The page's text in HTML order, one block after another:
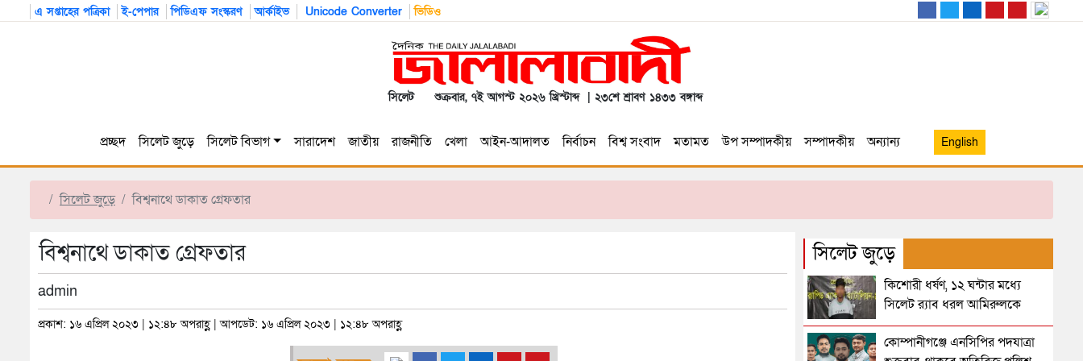
এ সপ্তাহের পত্রিকা ই-পেপার পিডিএফ সংস্করণ আর্কাইভ Unicode Converter ভিডিও
সিলেট শুক্রবার, ৭ই আগস্ট ২০২৬ খ্রিস্টাব্দ | ২৩শে শ্রাবণ ১৪৩৩ বঙ্গাব্দ
প্রচ্ছদ সিলেট জুড়ে সিলেট বিভাগ সারাদেশ জাতীয় রাজনীতি খেলা আইন-আদালত নির্বাচন বিশ্ব সংবাদ মতামত উপ সম্পাদকীয় সম্পাদকীয় অন্যান্য English
সিলেট জুড়ে বিশ্বনাথে ডাকাত গ্রেফতার
বিশ্বনাথে ডাকাত গ্রেফতার
admin
প্রকাশ: ১৬ এপ্রিল ২০২৩ | ১২:৪৮ অপরাহ্ণ | আপডেট: ১৬ এপ্রিল ২০২৩ | ১২:৪৮ অপরাহ্ণ
সিলেট জুড়ে
কিশোরী ধর্ষণ, ১২ ঘন্টার মধ্যে
সিলেট র‌্যাব ধরল আমিরুলকে
কোম্পানীগঞ্জে এনসিপির পদযাত্রা